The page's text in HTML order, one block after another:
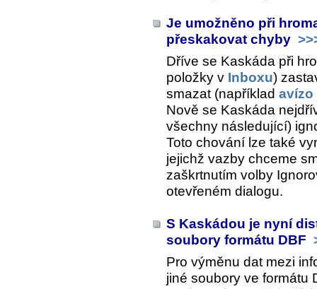
Je umožněno při
přeskakovat chyby
Dříve se Kaskáda při
položky v Inboxu)
smazat (například avízo
Nově se Kaskáda
všechny následující)
Toto chování lze také
jejichž vazby chceme
zaškrtnutím volby
otevřeném dialogu.
S Kaskádou je nyní
soubory formátu DBF
Pro výměnu dat mezi
jiné soubory ve formátu